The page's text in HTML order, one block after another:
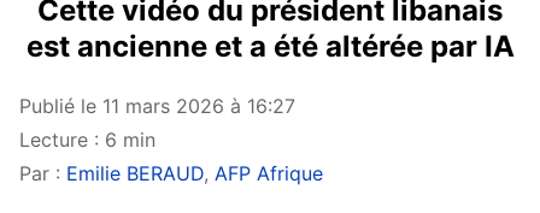
Cette vidéo du président libanais
est ancienne et a été altérée par IA
Publié le 11 mars 2026 à 16:27
Lecture : 6 min
Par : Emilie BERAUD, AFP Afrique